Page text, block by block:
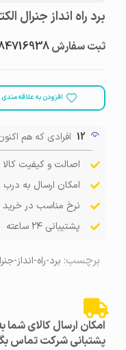
برد راه انداز جنرال الکتریک
ثبت سفارش
افزودن به علاقه مندی
12 افرادی که هم
اصالت و کیفیت کالا
امکان ارسال به
نرخ مناسب در خرید
پشتیبانی ۲۴ ساعته
برچسب: برد-راه-انداز-
امکان ارسال کالای شما
پشتبانی شرکت تماس